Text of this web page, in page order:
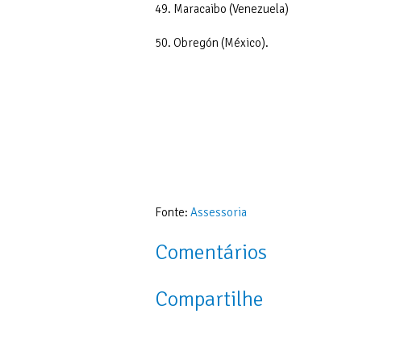
49. Maracaibo (Venezuela)
50. Obregón (México).
Fonte: Assessoria
Comentários
Compartilhe